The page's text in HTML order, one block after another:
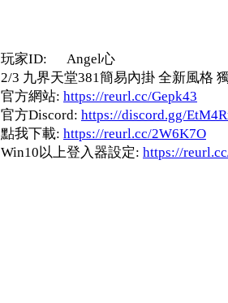
玩家ID: Angel心
2/3 九界天堂381簡易內掛 全新風格
官方網站: https://reurl.cc/Gepk43
官方Discord: https://discord.gg/
點我下載: https://reurl.cc/2W6K7O
Win10以上登入器設定: https://